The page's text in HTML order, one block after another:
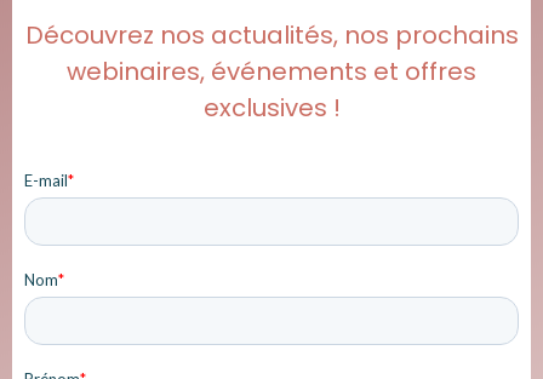
Découvrez nos actualités, nos prochains
webinaires, événements et offres
exclusives !